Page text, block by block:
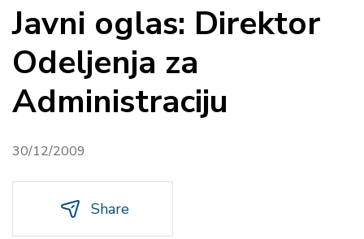
Javni oglas: Direktor
Odeljenja za
Administraciju
30/12/2009
Share